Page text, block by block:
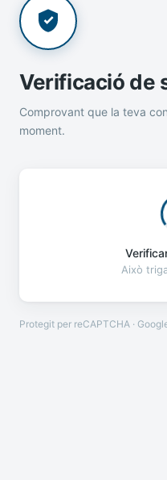
Verificació de
Comprovant que la teva
moment.
Això
Protegit per reCAPTCHA ·